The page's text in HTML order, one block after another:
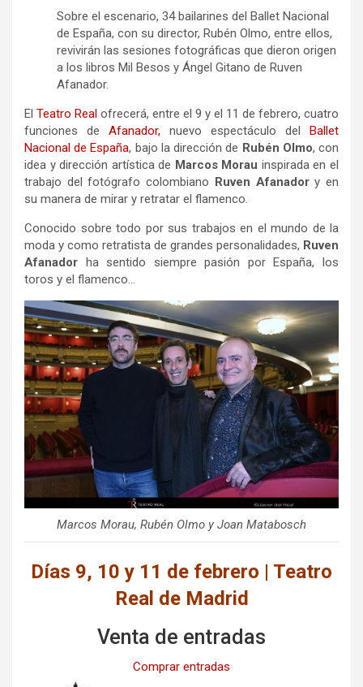
Sobre el escenario, 34 bailarines del Ballet Nacional
de España, con su director, Rubén Olmo, entre ellos,
revivirán las sesiones fotográficas que dieron origen
a los libros Mil Besos y Ángel Gitano de Ruven
Afanador.
El Teatro Real ofrecerá, entre el 9 y el 11 de febrero, cuatro
funciones de Afanador, nuevo espectáculo del Ballet
Nacional de España, bajo la dirección de Rubén Olmo, con
idea y dirección artística de Marcos Morau inspirada en el
trabajo del fotógrafo colombiano Ruven Afanadory en
su manera de mirar y retratar el flamenco.
Conocido sobre todo por sus trabajos en el mundo de la
moda y como retratista de grandes personalidades, Ruven
Afanador ha sentido siempre pasión por España, los
toros y el flamenco…
Marcos Morau, Rubén Olmo y Joan Matabosch
Días 9, 10 y 11 de febrero | Teatro
Real de Madrid
Venta de entradas
Comprar entradas